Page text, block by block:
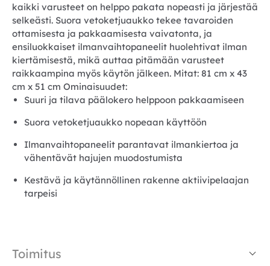
kaikki varusteet on helppo pakata nopeasti ja järjestää
selkeästi. Suora vetoketjuaukko tekee tavaroiden
ottamisesta ja pakkaamisesta vaivatonta, ja
ensiluokkaiset ilmanvaihtopaneelit huolehtivat ilman
kiertämisestä, mikä auttaa pitämään varusteet
raikkaampina myös käytön jälkeen. Mitat: 81 cm x 43
cm x 51 cm Ominaisuudet:
Suuri ja tilava päälokero helppoon pakkaamiseen
Suora vetoketjuaukko nopeaan käyttöön
Ilmanvaihtopaneelit parantavat ilmankiertoa ja
vähentävät hajujen muodostumista
Kestävä ja käytännöllinen rakenne aktiivipelaajan
tarpeisi
Toimitus